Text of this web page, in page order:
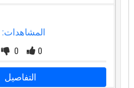
المشاهدات: 0
0
0
التفاصيل